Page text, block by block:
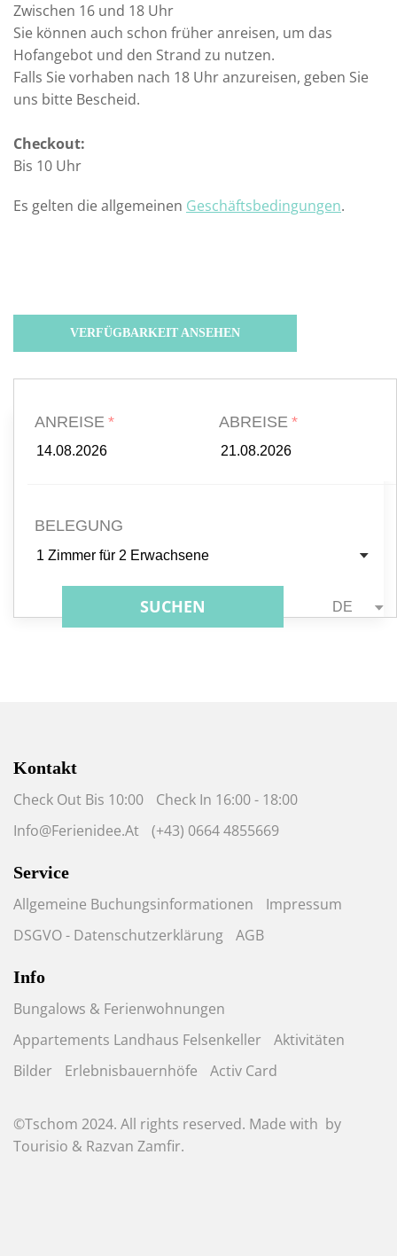
Zwischen 16 und 18 Uhr
Sie können auch schon früher anreisen, um das
Hofangebot und den Strand zu nutzen.
Falls Sie vorhaben nach 18 Uhr anzureisen, geben Sie
uns bitte Bescheid.
Checkout:
Bis 10 Uhr
Es gelten die allgemeinen Geschäftsbedingungen.
VERFÜGBARKEIT ANSEHEN
ANREISE ABREISE
BELEGUNG
1 Zimmer für 2 Erwachsene
SUCHEN DE
Kontakt
Check Out Bis 10:00
Check In 16:00 - 18:00
Info@ferienidee.at
(+43) 0664 4855669
Service
Allgemeine Buchungsinformationen
Impressum
DSGVO - Datenschutzerklärung
AGB
Info
Bungalows & Ferienwohnungen
Appartements Landhaus Felsenkeller
Aktivitäten
Bilder
Erlebnisbauernhöfe Activ Card
©Tschom 2024. All rights reserved. Made with by
Tourisio & Razvan Zamfir.